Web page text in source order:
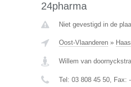
24pharma
Niet gevestigd in de
Oost-Vlaanderen»
Willem van
Tel: 03 808 45 50, Fax: -